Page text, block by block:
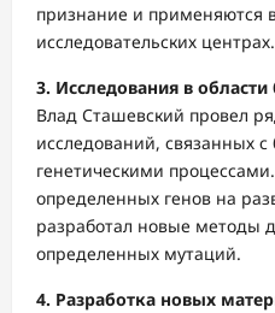
признание и применяются
исследовательских центрах.
3. Исследования в
Влад Сташевский провел
исследований, связанных
генетическими
определенных генов на
разработал новые методы
определенных мутаций.
4. Разработка новых